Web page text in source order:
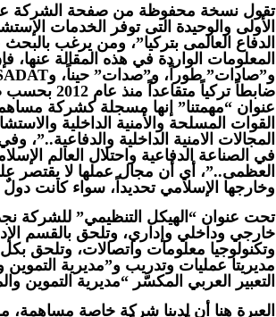
تقول نسخة محفوظة من صفحة الشركة
الأولى والوحيدة التى توفر الخدمات
الدفاع العالمى بتركيا”، ومن يرغب
المعلومات الواردة في هذه المقالة عنها،
ضابطاً تركياً
عنوان “مهمتنا” إنها مسجلة كشركة
القوات المسلحة والأمنية الداخلية
المجالات الامنية الداخلية والدفاعية..”،
في الصناعة الدفاعية واحتلال العالم
العظمى..”، أي أن مجال عملها لا يقتصر
وخارجها الإسلامي تحديداً، سواء كانت
تحت عنوان “الهيكل التنظيمي” للشركة
خارجي وداخلي وإداري، وتلحق بالقسم
وتكنولوجيا معلومات واتصالات، وتلحق
مديريتا عمليات وتدريب و”مديرية
التعبير العربي المكسّر “مديرية التموين
العبرة هنا أن لدينا شركة خاصة